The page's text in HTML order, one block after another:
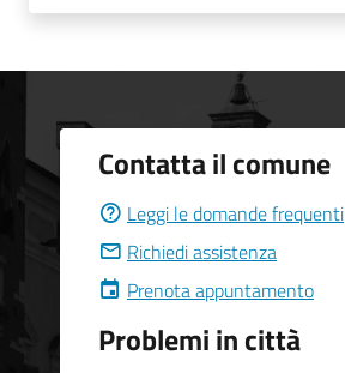
Contatta il comune
Leggi le domande frequenti
Richiedi assistenza
Prenota appuntamento
Problemi in città